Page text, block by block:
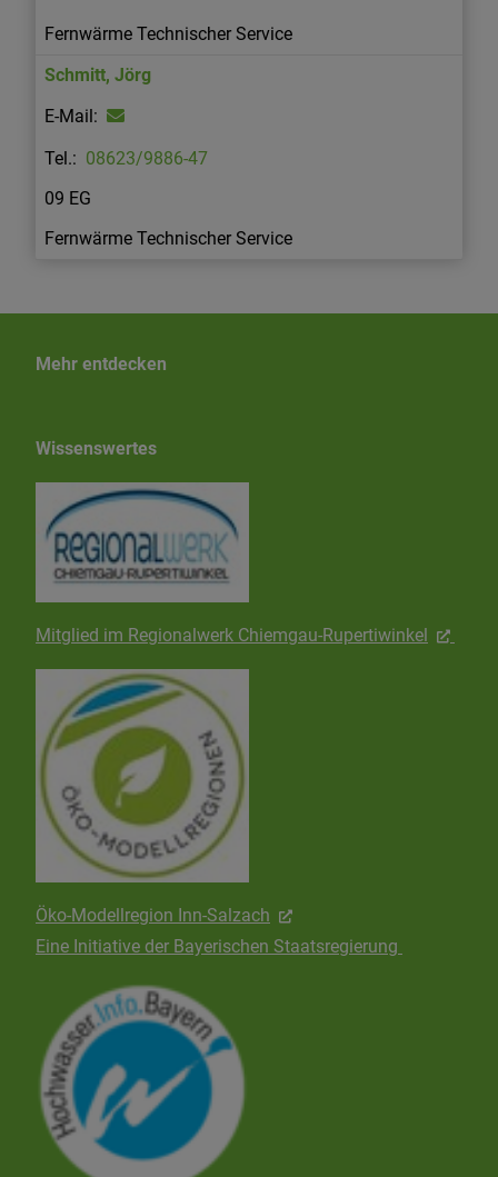
Fernwärme Technischer Service
Schmitt, Jörg
08623/9886-47
09 EG
Fernwärme Technischer Service
Mehr entdecken
Wissenswertes
Mitglied im Regionalwerk Chiemgau-Rupertiwinkel
Öko-Modellregion Inn-Salzach
Eine Initiative der Bayerischen Staatsregierung